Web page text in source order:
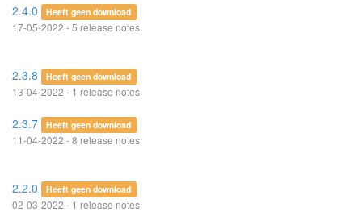
2.4.0 Heeft geen download
17-05-2022 - 5 release notes
2.3.8 Heeft geen download
13-04-2022 - 1 release notes
2.3.7 Heeft geen download
11-04-2022 - 8 release notes
2.2.0 Heeft geen download
02-03-2022 - 1 release notes